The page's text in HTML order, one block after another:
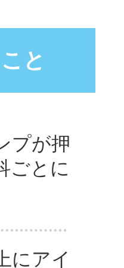
と
プが押
ごとに
にアイ